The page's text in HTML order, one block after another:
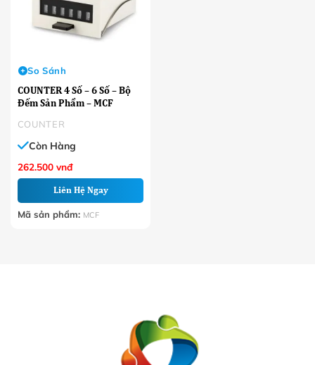
COUNTER
COUNTER 4 Số – 6 Số – Bộ
Đếm Sản Phẩm – MCF
So Sánh
Còn Hàng
262.500 vnđ
Liên Hệ Ngay
Mã sản phẩm: MCF